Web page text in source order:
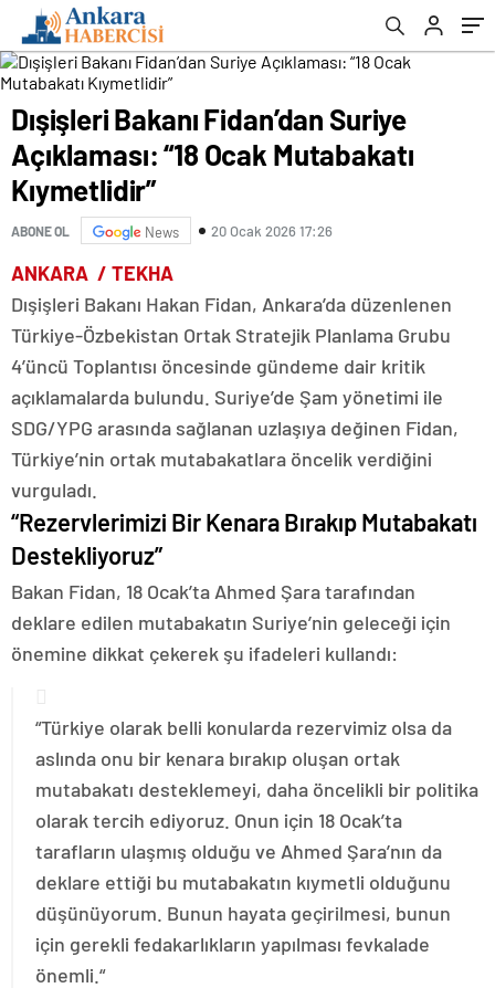
Dışişleri Bakanı Fidan’dan Suriye
Açıklaması: “18 Ocak Mutabakatı
Kıymetlidir”
ABONE OL News 20 Ocak 2026 17:26
ANKARA / TEKHA
Dışişleri Bakanı Hakan Fidan, Ankara’da düzenlenen
Türkiye-Özbekistan Ortak Stratejik Planlama Grubu
4’üncü Toplantısı öncesinde gündeme dair kritik
açıklamalarda bulundu. Suriye’de Şam yönetimi ile
SDG/YPG arasında sağlanan uzlaşıya değinen Fidan,
Türkiye’nin ortak mutabakatlara öncelik verdiğini
vurguladı.
“Rezervlerimizi Bir Kenara Bırakıp Mutabakatı
Destekliyoruz”
Bakan Fidan, 18 Ocak’ta Ahmed Şara tarafından
deklare edilen mutabakatın Suriye’nin geleceği için
önemine dikkat çekerek şu ifadeleri kullandı:
“Türkiye olarak belli konularda rezervimiz olsa da
aslında onu bir kenara bırakıp oluşan ortak
mutabakatı desteklemeyi, daha öncelikli bir politika
olarak tercih ediyoruz. Onun için 18 Ocak’ta
tarafların ulaşmış olduğu ve Ahmed Şara’nın da
deklare ettiği bu mutabakatın kıymetli olduğunu
düşünüyorum. Bunun hayata geçirilmesi, bunun
için gerekli fedakarlıkların yapılması fevkalade
önemli.“